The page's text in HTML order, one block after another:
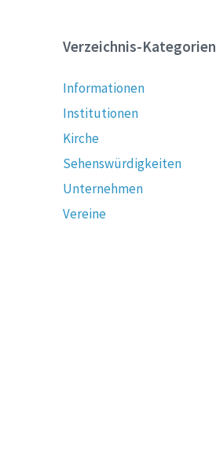
Verzeichnis-Kategorien
Informationen
Institutionen
Kirche
Sehenswürdigkeiten
Unternehmen
Vereine